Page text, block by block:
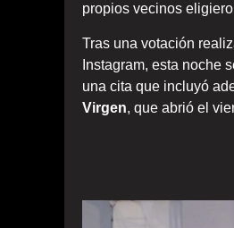
propios vecinos
Tras una votación
Instagram, esta noche
una cita que incluyó
Virgen, que abrió el